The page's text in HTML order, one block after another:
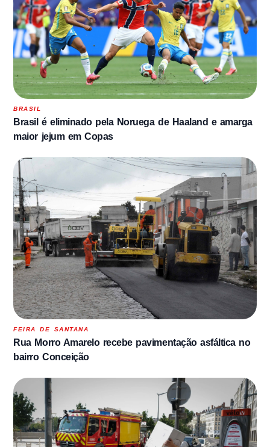
BRASIL
Brasil é eliminado pela Noruega de Haaland e amarga
maior jejum em Copas
FEIRA DE SANTANA
Rua Morro Amarelo recebe pavimentação asfáltica no
bairro Conceição